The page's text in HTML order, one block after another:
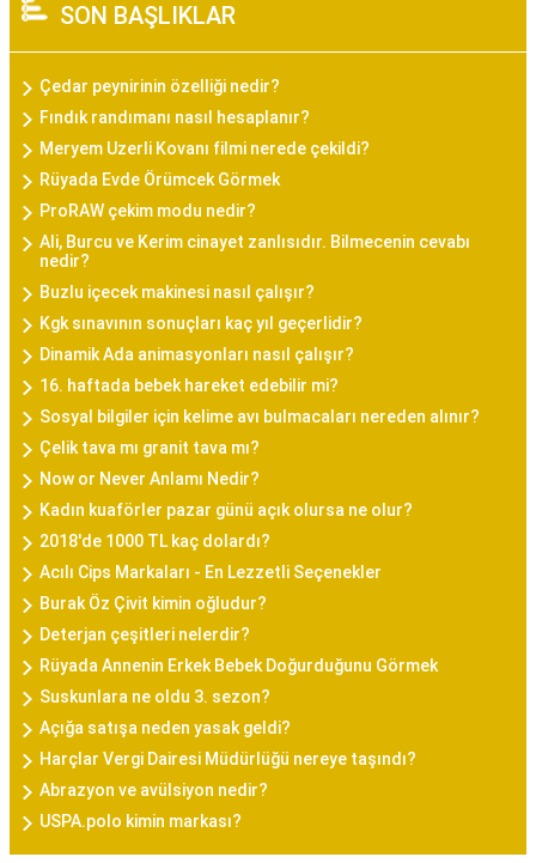
SON BAŞLIKLAR
Çedar peynirinin özelliği nedir?
Fındık randımanı nasıl hesaplanır?
Meryem Uzerli Kovanı filmi nerede çekildi?
Rüyada Evde Örümcek Görmek
ProRAW çekim modu nedir?
Ali, Burcu ve Kerim cinayet zanlısıdır. Bilmecenin cevabı
nedir?
Buzlu içecek makinesi nasıl çalışır?
Kgk sınavının sonuçları kaç yıl geçerlidir?
Dinamik Ada animasyonları nasıl çalışır?
16. haftada bebek hareket edebilir mi?
Sosyal bilgiler için kelime avı bulmacaları nereden alınır?
Çelik tava mı granit tava mı?
Now or Never Anlamı Nedir?
Kadın kuaförler pazar günü açık olursa ne olur?
2018'de 1000 TL kaç dolardı?
Acılı Cips Markaları - En Lezzetli Seçenekler
Burak Öz Çivit kimin oğludur?
Deterjan çeşitleri nelerdir?
Rüyada Annenin Erkek Bebek Doğurduğunu Görmek
Suskunlara ne oldu 3. sezon?
Açığa satışa neden yasak geldi?
Harçlar Vergi Dairesi Müdürlüğü nereye taşındı?
Abrazyon ve avülsiyon nedir?
USPA.polo kimin markası?